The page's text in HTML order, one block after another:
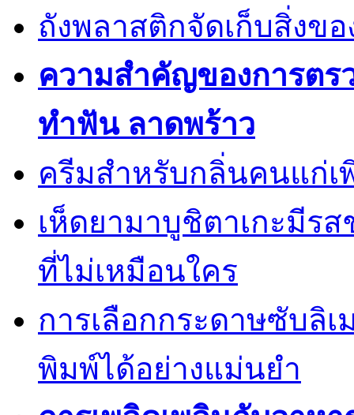
ถังพลาสติกจัดเก็บสิ่งข
ความสำคัญของการต
ทำฟัน ลาดพร้าว
ครีมสำหรับกลิ่นคนแก่
เห็ดยามาบูชิตาเกะมีร
ที่ไม่เหมือนใคร
การเลือกกระดาษซับลิ
พิมพ์ได้อย่างแม่นยำ